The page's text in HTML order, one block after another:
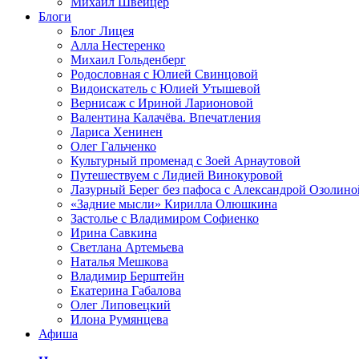
Блоги
Блог Лицея
Алла Нестеренко
Михаил Гольденберг
Родословная с Юлией Свинцовой
Видоискатель с Юлией Утышевой
Вернисаж с Ириной Ларионовой
Валентина Калачёва. Впечатления
Лариса Хенинен
Олег Гальченко
Культурный променад с Зоей Арнаутовой
Путешествуем с Лидией Винокуровой
Лазурный Берег без пафоса с Александрой
«Задние мысли» Кирилла Олюшкина
Застолье с Владимиром Софиенко
Ирина Савкина
Светлана Артемьева
Наталья Мешкова
Владимир Берштейн
Екатерина Габалова
Олег Липовецкий
Илона Румянцева
Афиша